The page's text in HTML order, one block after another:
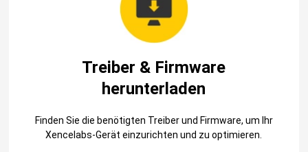
Treiber & Firmware
herunterladen
Finden Sie die benötigten Treiber und Firmware, um Ihr
Xencelabs-Gerät einzurichten und zu optimieren.